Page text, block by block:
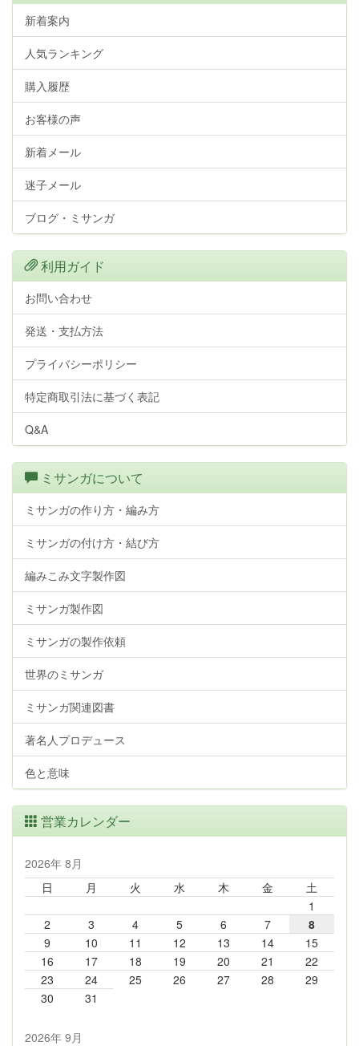
新着案内
人気ランキング
購入履歴
お客様の声
新着メール
迷子メール
ブログ・ミサンガ
利用ガイド
お問い合わせ
発送・支払方法
プライバシーポリシー
特定商取引法に基づく表記
Q&A
ミサンガについて
ミサンガの作り方・編み方
ミサンガの付け方・結び方
編みこみ文字製作図
ミサンガ製作図
ミサンガの製作依頼
世界のミサンガ
ミサンガ関連図書
著名人プロデュース
色と意味
営業カレンダー
2026年 8月
日
月 火 水 木 金
土
1
2
3 4 5 6 7
8
9
10 11 12 13 14
15
16
17 18 19 20 21
22
23
24 25 26 27 28
29
30
31
2026年 9月